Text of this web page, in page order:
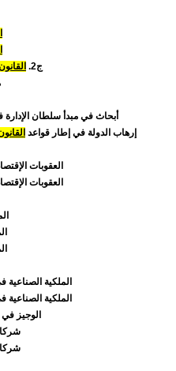
ج2.
أبحاث في مبدأ سلطان الإدارة
إرهاب الدولة في إطار قواعد
العقوبات
العقوبات
الملكية الصناعية
الملكية الصناعية
الوجيز في